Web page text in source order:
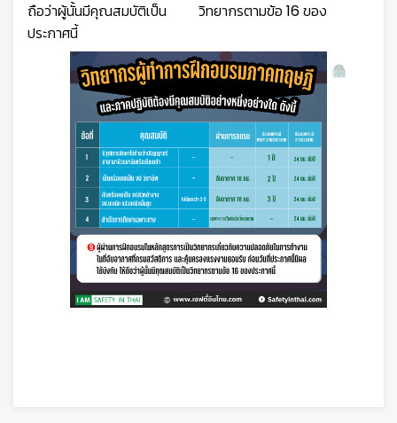
ถือว่าผู้นั้นมีคุณสมบัติเป็น วิทยากรตามข้อ 16 ของ
ประกาศนี้